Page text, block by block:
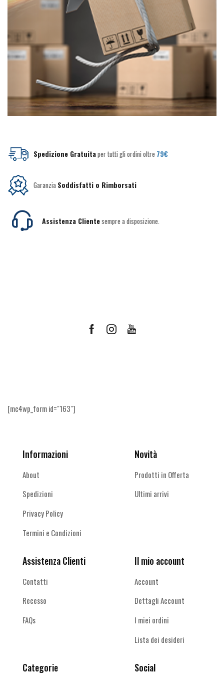
Spedizione Gratuitaper tutti gli ordini oltre 79€
GaranziaSoddisfatti o Rimborsati
Assistenza Clientesempre a disposizione.
FacebookInstagramYoutube
[mc4wp_form id="163"]
Informazioni
About
Spedizioni
Privacy Policy
Termini e Condizioni
Novità
Prodotti in Offerta
Ultimi arrivi
Assistenza Clienti
Contatti
Recesso
FAQs
Il mio account
Account
Dettagli Account
I miei ordini
Lista dei desideri
Categorie Social